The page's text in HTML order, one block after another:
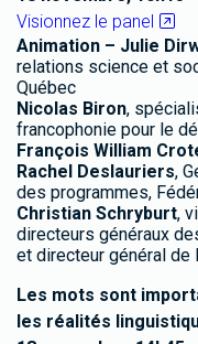
Visionnez le panel
Animation – Julie
relations science et
Québec
Nicolas Biron,
francophonie pour le
François William
Rachel Deslauriers,
des programmes,
Christian Schryburt,
directeurs généraux
et directeur général de
Les mots sont
les réalités